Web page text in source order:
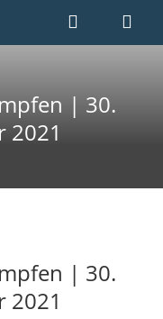
| 30.
2021
| 30.
202​​​​​​1